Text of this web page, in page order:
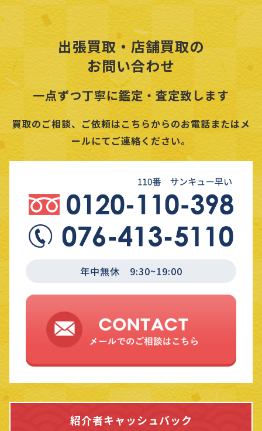
出張買取・店舗買取の
お問い合わせ
一点ずつ丁寧に鑑定・査定致します
買取のご相談、ご依頼はこちらからのお電話またはメ
ールにてご連絡ください。
年中無休 9:30~19:00
紹介者キャッシュバック